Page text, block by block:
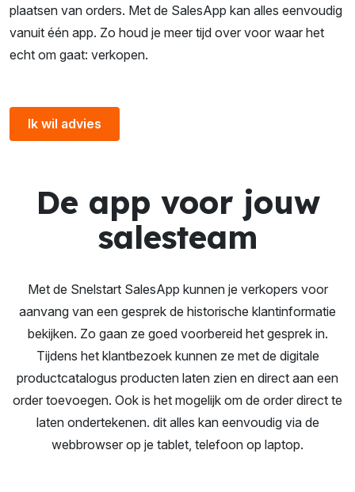
plaatsen van orders. Met de SalesApp kan alles eenvoudig
vanuit één app. Zo houd je meer tijd over voor waar het
echt om gaat: verkopen.
Ik wil advies
De app voor jouw
salesteam
Met de Snelstart SalesApp kunnen je verkopers voor
aanvang van een gesprek de historische klantinformatie
bekijken. Zo gaan ze goed voorbereid het gesprek in.
Tijdens het klantbezoek kunnen ze met de digitale
productcatalogus producten laten zien en direct aan een
order toevoegen. Ook is het mogelijk om de order direct te
laten ondertekenen. dit alles kan eenvoudig via de
webbrowser op je tablet, telefoon op laptop.